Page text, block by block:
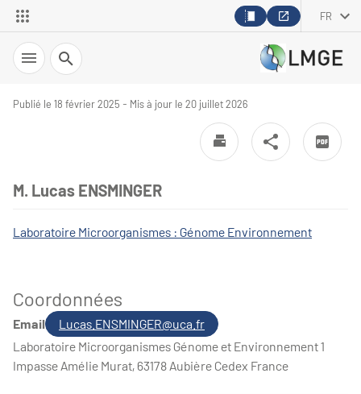
FR
Recherche
Publié le 18 février 2025 - Mis à jour le 20 juillet 2026
M. Lucas ENSMINGER
Laboratoire Microorganismes : Génome Environnement
Coordonnées
Email
Lucas.ENSMINGER@uca.fr
Laboratoire Microorganismes Génome et Environnement 1
Impasse Amélie Murat, 63178 Aubière Cedex France